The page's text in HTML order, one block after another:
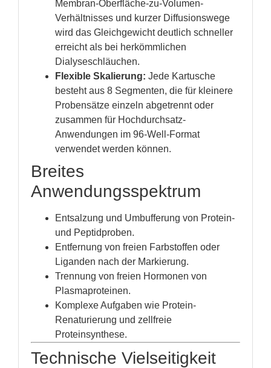
Membran-Oberfläche-zu-Volumen-
Verhältnisses und kurzer Diffusionswege
wird das Gleichgewicht deutlich schneller
erreicht als bei herkömmlichen
Dialyseschläuchen.
Flexible Skalierung: Jede Kartusche
besteht aus 8 Segmenten, die für kleinere
Probensätze einzeln abgetrennt oder
zusammen für Hochdurchsatz-
Anwendungen im 96-Well-Format
verwendet werden können.
Breites
Anwendungsspektrum
Entsalzung und Umbufferung von Protein-
und Peptidproben.
Entfernung von freien Farbstoffen oder
Liganden nach der Markierung.
Trennung von freien Hormonen von
Plasmaproteinen.
Komplexe Aufgaben wie Protein-
Renaturierung und zellfreie
Proteinsynthese.
Technische Vielseitigkeit